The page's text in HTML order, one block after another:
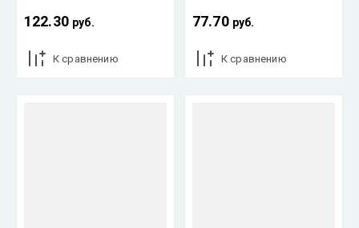
122.30 руб.
К сравнению
77.70 руб.
К сравнению